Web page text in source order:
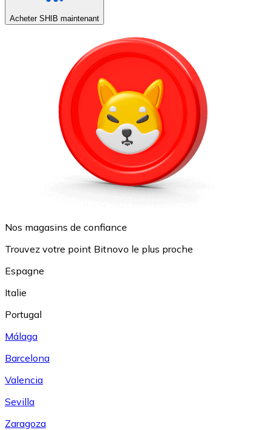
Acheter SHIB maintenant
Nos magasins de confiance
Trouvez votre point Bitnovo le plus proche
Espagne
Italie
Portugal
Málaga
Barcelona
Valencia
Sevilla
Zaragoza